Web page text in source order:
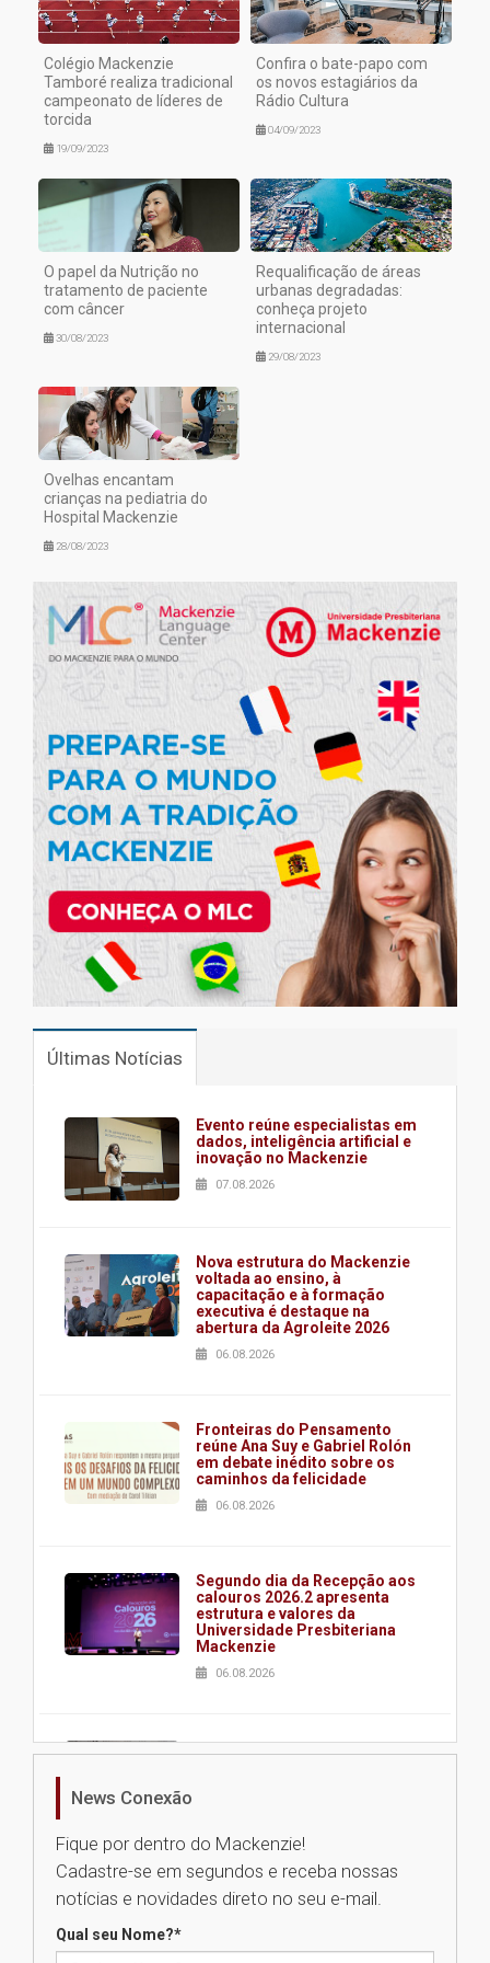
Colégio Mackenzie
Tamboré realiza tradicional
campeonato de líderes de
torcida
19/09/2023
Confira o bate-papo com
os novos estagiários da
Rádio Cultura
04/09/2023
O papel da Nutrição no
tratamento de paciente
com câncer
30/08/2023
Requalificação de áreas
urbanas degradadas:
conheça projeto
internacional
29/08/2023
Ovelhas encantam
crianças na pediatria do
Hospital Mackenzie
28/08/2023
Últimas Notícias
Evento reúne especialistas em
dados, inteligência artificial e
inovação no Mackenzie
07.08.2026
Nova estrutura do Mackenzie
voltada ao ensino, à
capacitação e à formação
executiva é destaque na
abertura da Agroleite 2026
06.08.2026
Fronteiras do Pensamento
reúne Ana Suy e Gabriel Rolón
em debate inédito sobre os
caminhos da felicidade
06.08.2026
Segundo dia da Recepção aos
calouros 2026.2 apresenta
estrutura e valores da
Universidade Presbiteriana
Mackenzie
06.08.2026
Nova apresentação do Centro
Universidade Mackenzie
realizará nova edição da Feira
News Conexão
Fique por dentro do Mackenzie!
Cadastre-se em segundos e receba nossas
notícias e novidades direto no seu e-mail.
Qual seu Nome?*